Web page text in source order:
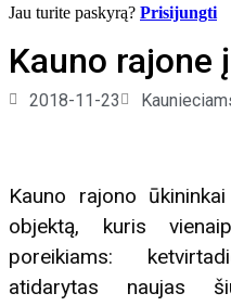
Jau turite paskyrą? Prisijungti
Kauno rajone
2018-11-23
Kauno rajono
objektą, kuris
poreikiams:
atidarytas naujas